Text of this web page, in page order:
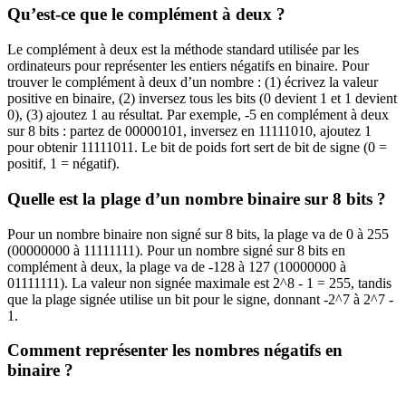
Qu’est-ce que le complément à deux ?
Le complément à deux est la méthode standard utilisée par les
ordinateurs pour représenter les entiers négatifs en binaire. Pour
trouver le complément à deux d’un nombre : (1) écrivez la valeur
positive en binaire, (2) inversez tous les bits (0 devient 1 et 1 devient
0), (3) ajoutez 1 au résultat. Par exemple, -5 en complément à deux
sur 8 bits : partez de 00000101, inversez en 11111010, ajoutez 1
pour obtenir 11111011. Le bit de poids fort sert de bit de signe (0 =
positif, 1 = négatif).
Quelle est la plage d’un nombre binaire sur 8 bits ?
Pour un nombre binaire non signé sur 8 bits, la plage va de 0 à 255
(00000000 à 11111111). Pour un nombre signé sur 8 bits en
complément à deux, la plage va de -128 à 127 (10000000 à
01111111). La valeur non signée maximale est 2^8 - 1 = 255, tandis
que la plage signée utilise un bit pour le signe, donnant -2^7 à 2^7 -
1.
Comment représenter les nombres négatifs en
binaire ?